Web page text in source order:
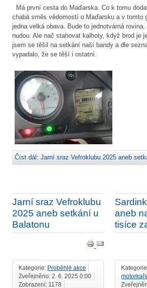
Má první cesta do Maďarska. Co k tomu
chabá směs vědomostí o Maďarsku a v tomto
jedna velká obava. Bude to jednotvárná
nudou. Ale nač stahovat kalhoty, když brod je
jsem se těšil na setkání naší bandy a dle
vypadalo, že se těší i ostatní.
Číst dál: Jarní sraz Vefroklubu 2025 aneb
Jarní sraz Vefroklubu
2025 aneb setkání u
Balatonu
Kategorie: Proběhlé akce
Zveřejněno: 2. 6. 2025 0:00
Zobrazení: 1178
aneb
tisíce